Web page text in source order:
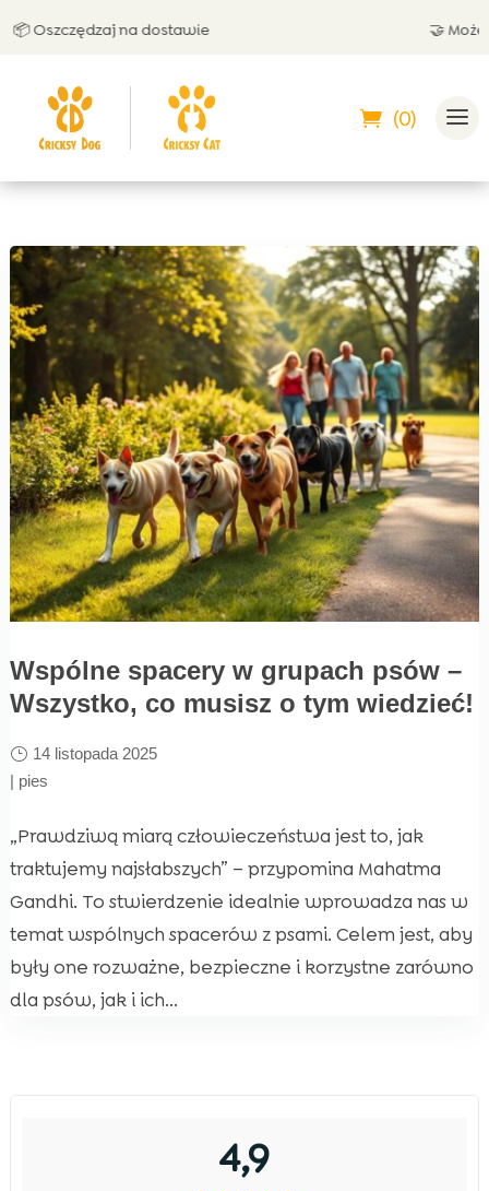
na dostawie 🤝 Możesz
(0)
Wspólne spacery w grupach psów –
Wszystko, co musisz o tym wiedzieć!
14 listopada 2025
| pies
„Prawdziwą miarą człowieczeństwa jest to, jak
traktujemy najsłabszych” – przypomina Mahatma
Gandhi. To stwierdzenie idealnie wprowadza nas w
temat wspólnych spacerów z psami. Celem jest, aby
były one rozważne, bezpieczne i korzystne zarówno
dla psów, jak i ich...
4,9